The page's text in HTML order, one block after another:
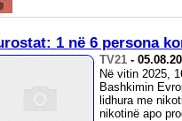
1 në 6 persona
TV21-
Në vitin 2025,
Bashkimin
lidhura me
nikotinë apo